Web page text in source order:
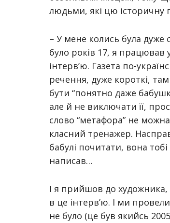
людьми, які цю історичну
– У мене колись була дуже
було років 17, я працював
інтерв’ю. Газета по-
речення, дуже короткі,
бути “понятно даже
але й не виключати її,
слово “метафора” не
класний тренажер.
бабулі почитати, вона
написав…
І я прийшов до художника,
в це інтерв’ю. І ми
не було (це був якийсь